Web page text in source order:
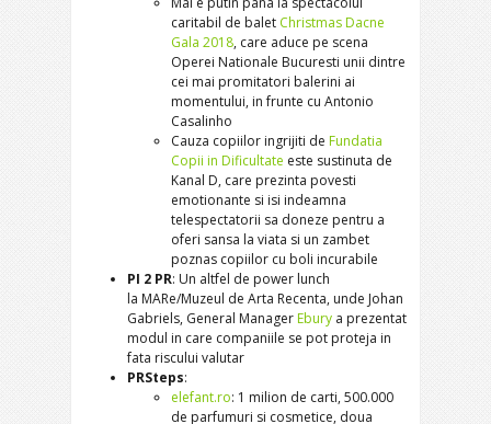
caritabil de balet Christmas Dacne
Gala 2018, care aduce pe scena
Operei Nationale Bucuresti unii dintre
cei mai promitatori balerini ai
momentului, in frunte cu Antonio
Casalinho
Cauza copiilor ingrijiti de Fundatia
Copii in Dificultate este sustinuta de
Kanal D, care prezinta povesti
emotionante si isi indeamna
telespectatorii sa doneze pentru a
oferi sansa la viata si un zambet
poznas copiilor cu boli incurabile
PI 2 PR: Un altfel de power lunch
la MARe/Muzeul de Arta Recenta, unde Johan
Gabriels, General ManagerEbury a prezentat
modul in care companiile se pot proteja in
fata riscului valutar
PRSteps:
elefant.ro: 1 milion de carti, 500.000
de parfumuri si cosmetice, doua